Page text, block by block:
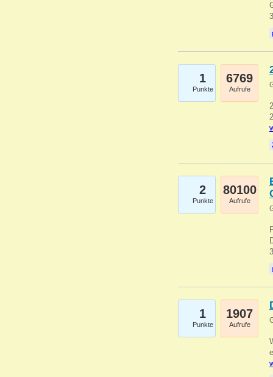
1
Punkte
6769
Aufrufe
2
Punkte
80100
Aufrufe
1
Punkte
1907
Aufrufe